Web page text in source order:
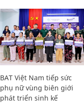
BAT Việt Nam tiếp sức
phụ nữ vùng biên giới
phát triển sinh kế